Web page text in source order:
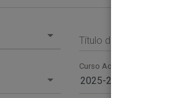
Título de la Oferta
Curso Académico
2025-26